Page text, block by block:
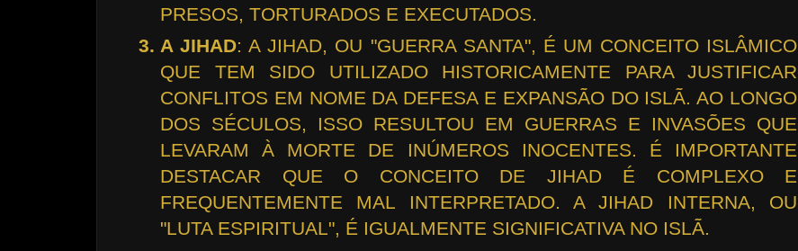
PRESOS, TORTURADOS E EXECUTADOS.
A JIHAD: A JIHAD, OU "GUERRA SANTA", É UM CONCEITO ISLÂMICO
QUE TEM SIDO UTILIZADO HISTORICAMENTE PARA JUSTIFICAR
CONFLITOS EM NOME DA DEFESA E EXPANSÃO DO ISLÃ. AO LONGO
DOS SÉCULOS, ISSO RESULTOU EM GUERRAS E INVASÕES QUE
LEVARAM À MORTE DE INÚMEROS INOCENTES. É IMPORTANTE
DESTACAR QUE O CONCEITO DE JIHAD É COMPLEXO E
FREQUENTEMENTE MAL INTERPRETADO. A JIHAD INTERNA, OU
"LUTA ESPIRITUAL", É IGUALMENTE SIGNIFICATIVA NO ISLÃ.